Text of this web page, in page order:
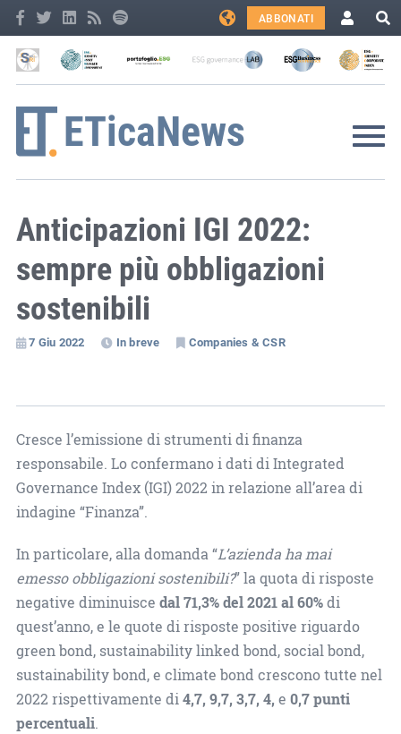
ABBONATI
Anticipazioni IGI 2022:
sempre più obbligazioni
sostenibili
7 Giu 2022 In breve Companies & CSR
Cresce l’emissione di strumenti di finanza
responsabile. Lo confermano i dati di Integrated
Governance Index (IGI) 2022 in relazione all’area di
indagine “Finanza”.
In particolare, alla domanda “L’azienda ha mai
emesso obbligazioni sostenibili?” la quota di risposte
negative diminuisce dal 71,3% del 2021 al 60%di
quest’anno, e le quote di risposte positive riguardo
green bond, sustainability linked bond, social bond,
sustainability bond, e climate bond crescono tutte nel
2022 rispettivamente di4,7, 9,7, 3,7, 4, e 0,7 punti
percentuali.